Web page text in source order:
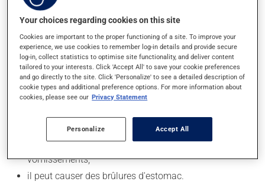
En plus de ses effets recherchés, ce produit peut à
l'occasion entraîner certains effets indésirables (effets
secondaires), notamment :
il peut entraîner de la confusion;
il peut causer de la constipation - pour la prévenir,
buvez beaucoup, prenez plus de fibres alimentaires;
- levez-vous lentement et soyez prudent avant de
prendre le volant;
vomissements;
il peut causer des brûlures d'estomac.
Your choices regarding cookies on this site
Cookies are important to the proper functioning of a site. To improve your
experience, we use cookies to remember log-in details and provide secure
log-in, collect statistics to optimise site functionality, and deliver content
tailored to your interests. Click 'Accept All' to save your cookie preferences
and go directly to the site. Click 'Personalize' to see a detailed description of
cookie types and additional preference options. For more information about
cookies, please see our Privacy Statement
Personalize Accept All